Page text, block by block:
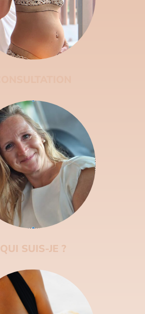
QUI SUIS-JE ?